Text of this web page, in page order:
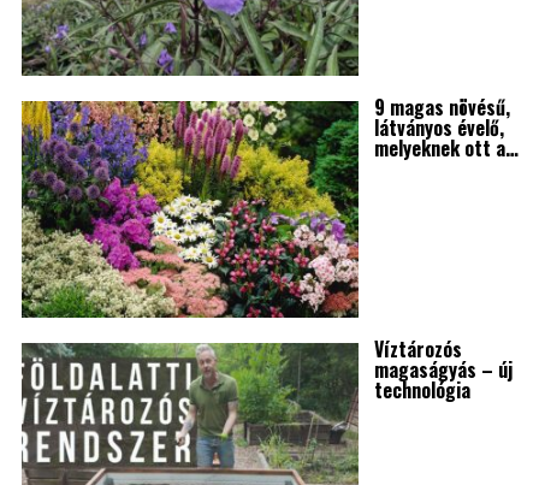
9 magas növésű,
látványos évelő,
melyeknek ott a…
Víztározós
magaságyás – új
technológia